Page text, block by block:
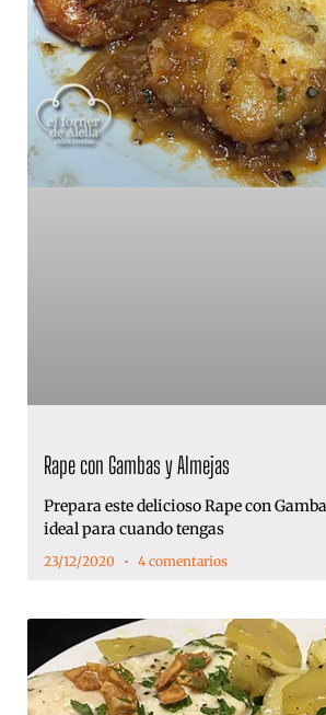
Rape con Gambas y Almejas
Prepara este delicioso Rape con
ideal para cuando tengas
23/12/2020 4 comentarios